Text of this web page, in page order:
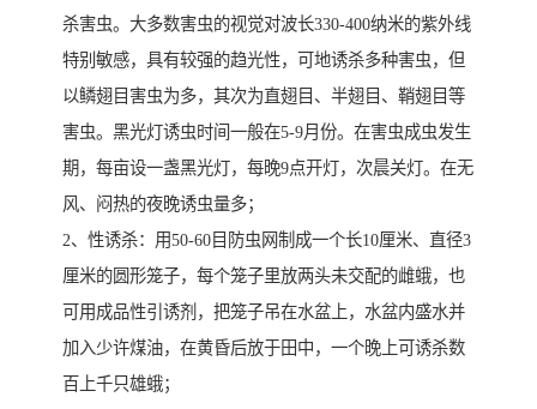
杀害虫。大多数害虫的视觉对波长330-400纳米的紫外线
特别敏感，具有较强的趋光性，可地诱杀多种害虫，但
以鳞翅目害虫为多，其次为直翅目、半翅目、鞘翅目等
害虫。黑光灯诱虫时间一般在5-9月份。在害虫成虫发生
期，每亩设一盏黑光灯，每晚9点开灯，次晨关灯。在无
风、闷热的夜晚诱虫量多；
2、性诱杀：用50-60目防虫网制成一个长10厘米、直径3
厘米的圆形笼子，每个笼子里放两头未交配的雌蛾，也
可用成品性引诱剂，把笼子吊在水盆上，水盆内盛水并
加入少许煤油，在黄昏后放于田中，一个晚上可诱杀数
百上千只雄蛾；